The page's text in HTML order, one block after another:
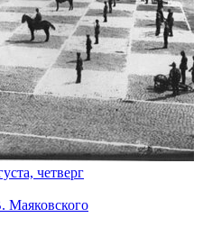
четверг
Маяковского